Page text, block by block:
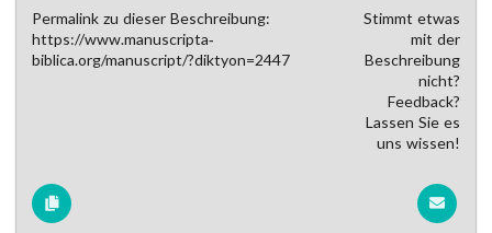
Permalink zu dieser Beschreibung:
https://www.manuscripta-
biblica.org/manuscript/?diktyon=2447
Stimmt etwas
mit der
Beschreibung
nicht?
Feedback?
Lassen Sie es
uns wissen!